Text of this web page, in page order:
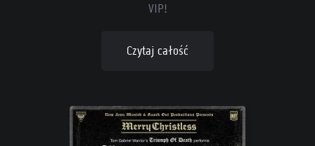
VIP!
Czytaj całość